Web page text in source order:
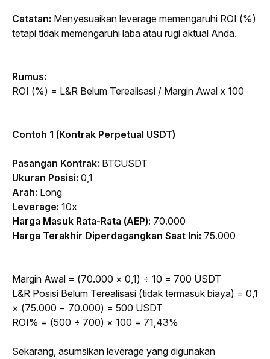
Catatan: Menyesuaikan leverage memengaruhi ROI (%)
tetapi tidak memengaruhi laba atau rugi aktual Anda.
Rumus:
ROI (%) = L&R Belum Terealisasi / Margin Awal x 100
Contoh 1 (Kontrak Perpetual USDT)
Pasangan Kontrak: BTCUSDT
Ukuran Posisi: 0,1
Arah: Long
Leverage: 10x
Harga Masuk Rata-Rata (AEP): 70.000
Harga Terakhir Diperdagangkan Saat Ini: 75.000
Margin Awal = (70.000 × 0,1) ÷ 10 = 700 USDT
L&R Posisi Belum Terealisasi (tidak termasuk biaya) = 0,1
× (75.000 − 70.000) = 500 USDT
ROI% = (500 ÷ 700) × 100 = 71,43%
Sekarang, asumsikan leverage yang digunakan